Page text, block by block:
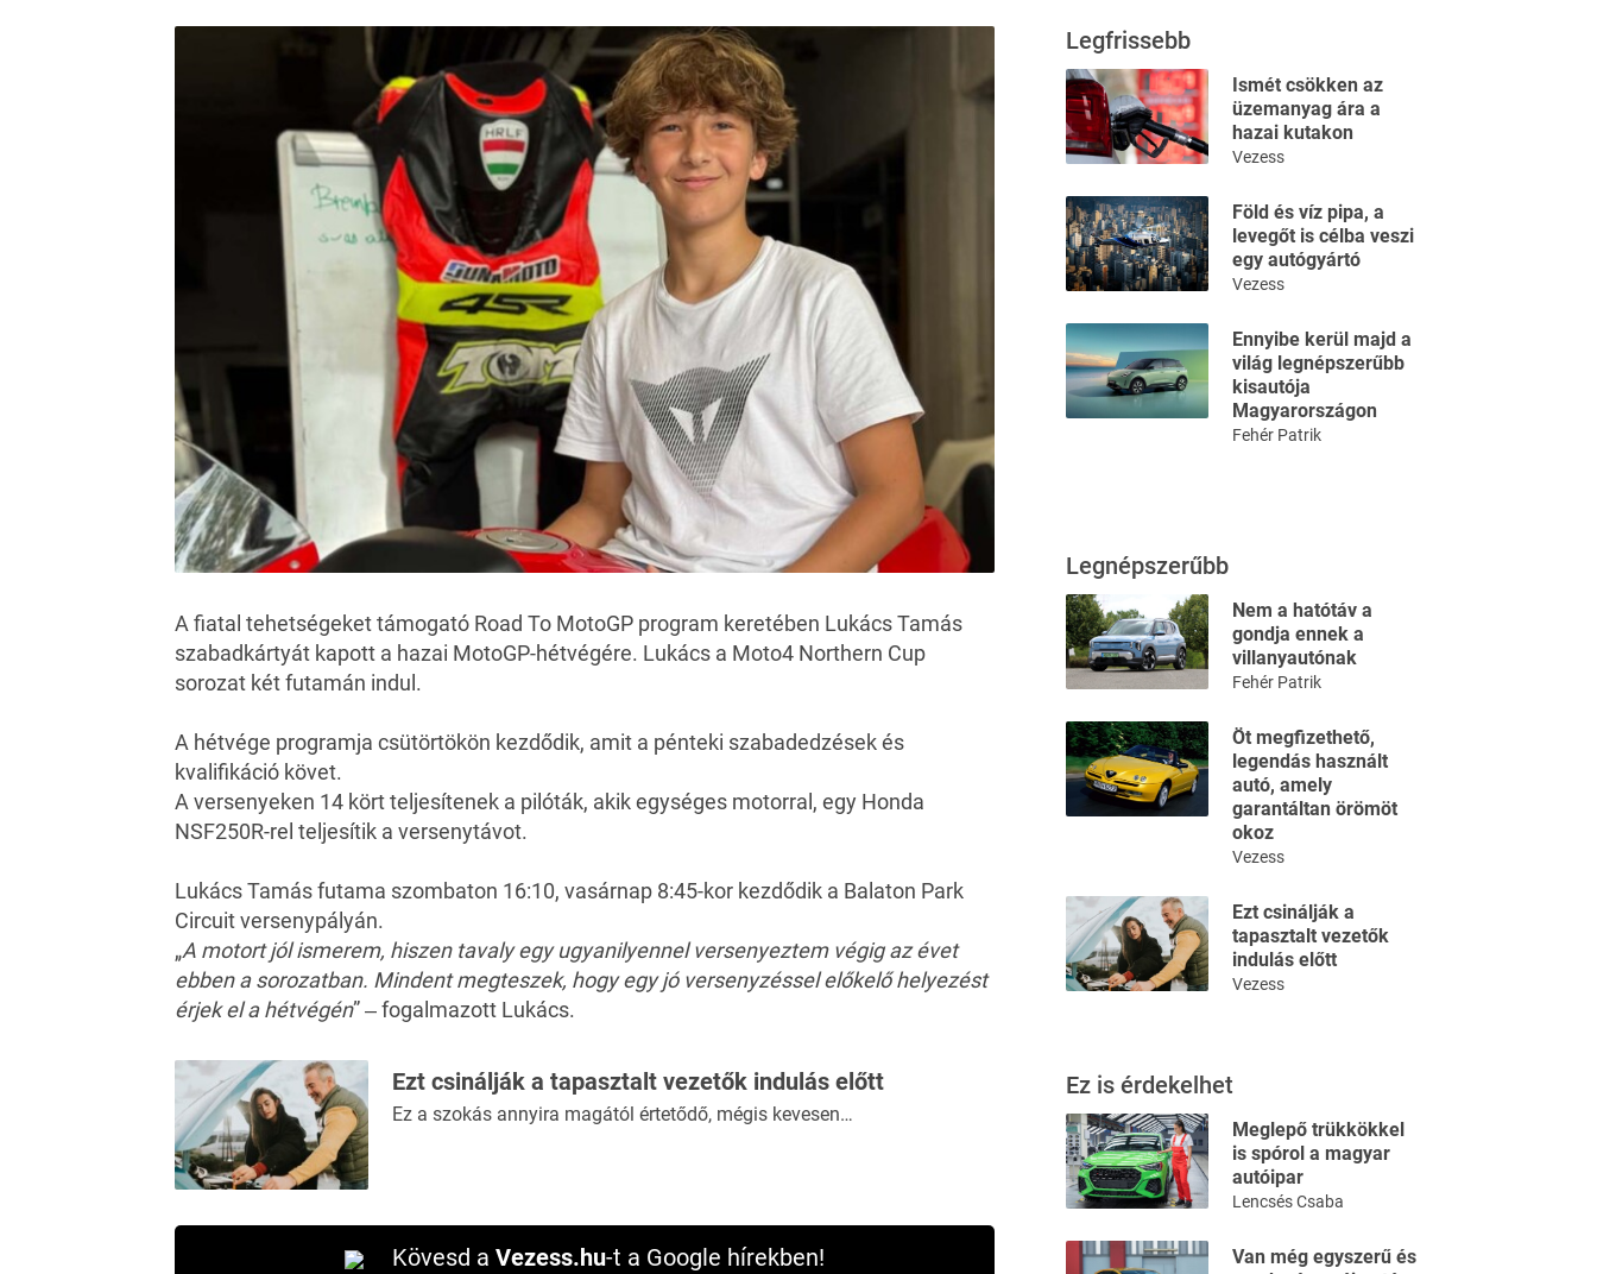
A fiatal tehetségeket támogató Road To MotoGP program keretében Lukács Tamás
szabadkártyát kapott a hazai MotoGP-hétvégére. Lukács a Moto4 Northern Cup
sorozat két futamán indul.
A hétvége programja csütörtökön kezdődik, amit a pénteki szabadedzések és
kvalifikáció követ.
A versenyeken 14 kört teljesítenek a pilóták, akik egységes motorral, egy Honda
NSF250R-rel teljesítik a versenytávot.
Lukács Tamás futama szombaton 16:10, vasárnap 8:45-kor kezdődik a Balaton Park
Circuit versenypályán.
„A motort jól ismerem, hiszen tavaly egy ugyanilyennel versenyeztem végig az évet
ebben a sorozatban. Mindent megteszek, hogy egy jó versenyzéssel előkelő helyezést
érjek el a hétvégén” ‒ fogalmazott Lukács.
Ezt csinálják a tapasztalt vezetők indulás előtt
Ez a szokás annyira magától értetődő, mégis kevesen…
Kövesd a Vezess.hu-t a Google hírekben!
Legfrissebb
Ismét csökken az
üzemanyag ára a
hazai kutakon
Vezess
Föld és víz pipa, a
levegőt is célba veszi
egy autógyártó
Vezess
Ennyibe kerül majd a
világ legnépszerűbb
kisautója
Magyarországon
Fehér Patrik
Legnépszerűbb
Nem a hatótáv a
gondja ennek a
villanyautónak
Fehér Patrik
Öt megfizethető,
legendás használt
autó, amely
garantáltan örömöt
okoz
Vezess
Ezt csinálják a
tapasztalt vezetők
indulás előtt
Vezess
Ez is érdekelhet
Meglepő trükkökkel
is spórol a magyar
autóipar
Lencsés Csaba
Van még egyszerű és